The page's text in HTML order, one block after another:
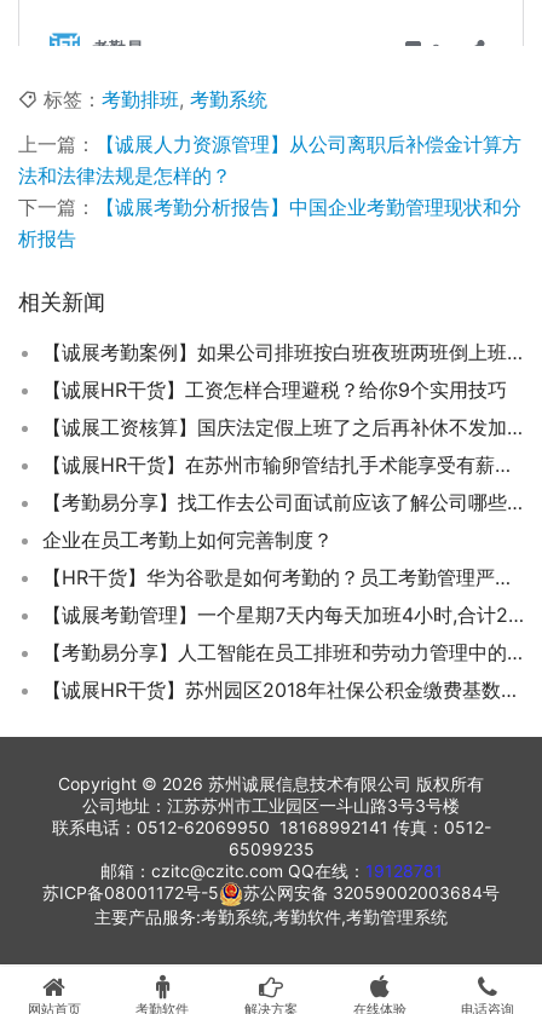
标签： 考勤排班, 考勤系统
上一篇：
【诚展人力资源管理】从公司离职后补偿金计算方
法和法律法规是怎样的？
下一篇：
【诚展考勤分析报告】中国企业考勤管理现状和分
析报告
相关新闻
【诚展考勤案例】如果公司排班按白班夜班两班倒上班,该如何保证休息了？
【诚展HR干货】工资怎样合理避税？给你9个实用技巧
【诚展工资核算】国庆法定假上班了之后再补休不发加班工资合法吗？
【诚展HR干货】在苏州市输卵管结扎手术能享受有薪假吗？
【考勤易分享】找工作去公司面试前应该了解公司哪些信息？
企业在员工考勤上如何完善制度？
【HR干货】华为谷歌是如何考勤的？员工考勤管理严格好还是人性化好？
【诚展考勤管理】一个星期7天内每天加班4小时,合计28小时加班 这样合规吗？
【考勤易分享】人工智能在员工排班和劳动力管理中的作用
【诚展HR干货】苏州园区2018年社保公积金缴费基数和缴费比例
Copyright © 2026 苏州诚展信息技术有限公司 版权所有
公司地址：江苏苏州市工业园区一斗山路3号3号楼
联系电话：0512-62069950 18168992141 传真：0512-
65099235
邮箱：czitc@czitc.com QQ在线： 19128781
苏ICP备08001172号-5
苏公网安备 32059002003684号
主要产品服务:考勤系统,考勤软件,考勤管理系统
网站首页 考勤软件 解决方案 在线体验 电话咨询